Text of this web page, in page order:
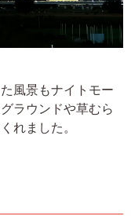
風景もナイトモー
ラウンドや草むら
れました。